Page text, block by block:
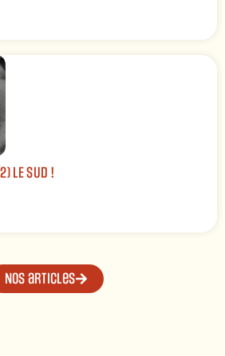
LE SUD !
Nos articles